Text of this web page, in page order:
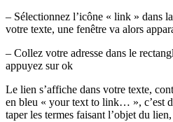
– Sélectionnez l’icône « link » dans
votre texte, une fenêtre va alors
– Collez votre adresse dans le
appuyez sur ok
Le lien s’affiche dans votre texte,
en bleu « your text to link… », c’est
taper les termes faisant l’objet du